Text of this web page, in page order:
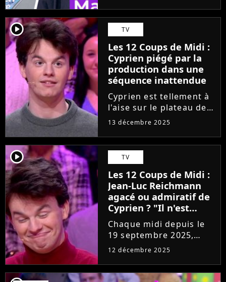
Midi sur TF1. Une
émission spéciale qui
permettra le retour
d'Emilien, mais
également l'arrivée de
Marine...
player2 TV
Les 12 Coups de Midi :
Cyprien piégé par la
production dans une
séquence inattendue
Cyprien est tellement à
l'aise sur le plateau des
12 Coups de Midi qu'il a
Jean-Luc Reichmann
dans l'émission de ce
vendredi 12 décembre
2025. Pas de chance, il...
13 décembre 2025
player2 TV
Les 12 Coups de Midi :
Jean-Luc Reichmann
agacé ou admiratif de
Cyprien ? "Il n'est
pas..."
Chaque midi depuis le
19 septembre 2025,
Cyprien élimine ses
Douze Coups de Midi et
fait accroître sa
12 décembre 2025